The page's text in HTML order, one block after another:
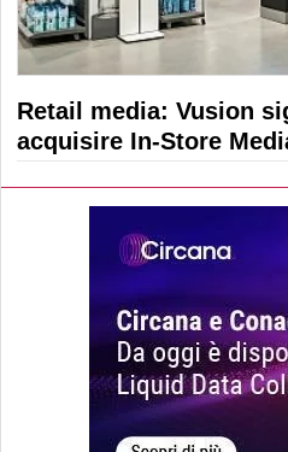
Retail media: Vusion
acquisire In-Store